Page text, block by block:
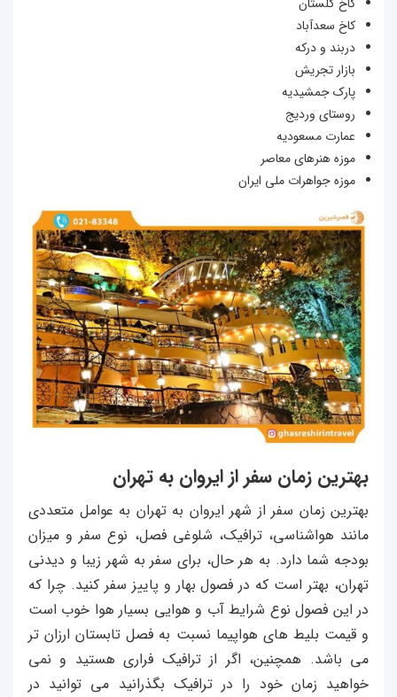
کاخ سعدآباد
دربند و درکه
بازار تجریش
پارک جمشیدیه
روستای وردیج
عمارت مسعودیه
موزه هنرهای معاصر
موزه جواهرات ملی ایران
بهترین زمان سفر از ایروان به تهران
بهترین زمان سفر از شهر ایروان به تهران به عوامل متعددی
مانند هواشناسی، ترافیک، شلوغی فصل، نوع سفر و میزان
بودجه شما دارد. به هر حال، برای سفر به شهر زیبا و دیدنی
تهران، بهتر است که در فصول بهار و پاییز سفر کنید. چرا که
در این فصول نوع شرایط آب و هوایی بسیار هوا خوب است
و قیمت بلیط های هواپیما نسبت به فصل تابستان ارزان تر
می باشد. همچنین، اگر از ترافیک فراری هستید و نمی
خواهید زمان خود را در ترافیک بگذرانید می توانید در